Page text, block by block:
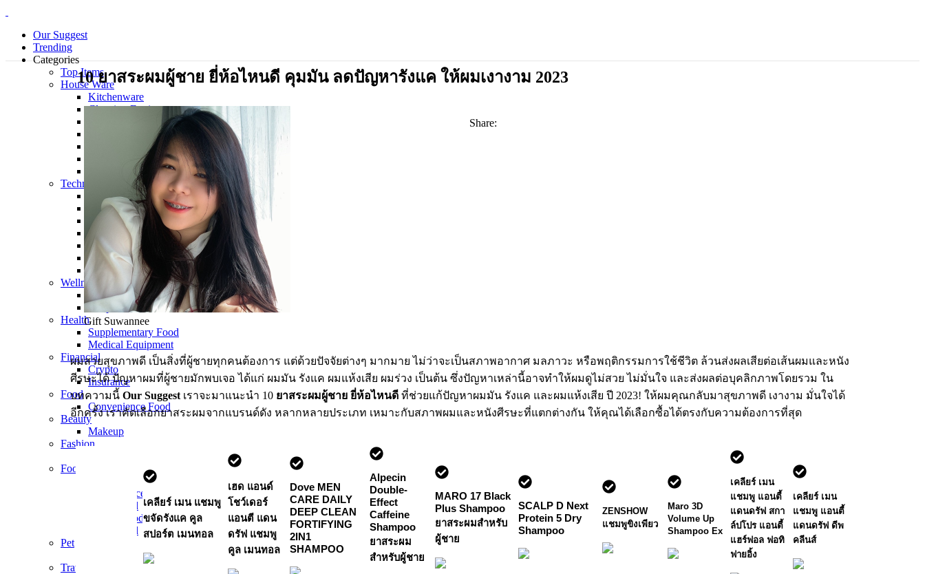
Our Suggest
Trending
Categories
Top Items
House Ware
Kitchenware
Cleaning Equipment
Electrical Appliance
Personal Care Products
Technology
Gadget
Notebook
Mouse
Keyboard
Smart Home
Smart Phone
Office Supplies
Wellness and Aesthetics
Clinic
Hospital
Health
Supplementary Food
Medical Equipment
Financial
Crypto
Insurance
Food
Convenience Food
Beauty
Makeup
Fashion
Food
Convenience Food
Dried Food
Frozen Food
Street Food
Pet
Travel
10 ยาสระผมผู้ชาย ยี่ห้อไหนดี คุมมัน ลดปัญหารังแค ให้ผมเงางาม 2023
Gift Suwannee
Share:
ผมสวยสุขภาพดี เป็นสิ่งที่ผู้ชายทุกคนต้องการ แต่ด้วยปัจจัยต่างๆ มากมาย ไม่ว่าจะเป็นสภาพอากาศ มลภาวะ หรือพฤติกรรมการใช้ชีวิต ล้วนส่งผลเสียต่อเส้นผมและหนัง
ศีรษะได้ ปัญหาผมที่ผู้ชายมักพบเจอ ได้แก่ ผมมัน รังแค ผมแห้งเสีย ผมร่วง เป็นต้น ซึ่งปัญหาเหล่านี้อาจทำให้ผมดูไม่สวย ไม่มั่นใจ และส่งผลต่อบุคลิกภาพโดยรวม ใน
บทความนี้ Our Suggest เราจะมาแนะนำ 10 ยาสระผมผู้ชาย ยี่ห้อไหนดี ที่ช่วยแก้ปัญหาผมมัน รังแค และผมแห้งเสีย ปี 2023! ให้ผมคุณกลับมาสุขภาพดี เงางาม มั่นใจได้
อีกครั้ง เราคัดเลือกยาสระผมจากแบรนด์ดัง หลากหลายประเภท เหมาะกับสภาพผมและหนังศีรษะที่แตกต่างกัน ให้คุณได้เลือกซื้อได้ตรงกับความต้องการที่สุด
เคลียร์ เมน แชมพู
ขจัดรังแค คูล
สปอร์ต เมนทอล
เฮด แอนด์
โชว์เดอร์
แอนตี แดน
ดรัฟ แชมพู
คูล เมนทอล
Dove MEN
CARE DAILY
DEEP CLEAN
FORTIFYING
2IN1
SHAMPOO
Alpecin
Double-
Effect
Caffeine
Shampoo
ยาสระผม
สำหรับผู้ชาย
MARO 17 Black
Plus Shampoo
ยาสระผมสำหรับ
ผู้ชาย
SCALP D Next
Protein 5 Dry
Shampoo
ZENSHOW
แชมพูขิงเพียว
Maro 3D
Volume Up
Shampoo Ex
เคลียร์ เมน
แชมพู แอนตี้
แดนดรัฟ สกา
ล์ปโปร แอนตี้
แฮร์ฟอล ฟอทิ
ฟายอิ้ง
เคลียร์ เมน
แชมพู แอนตี้
แดนดรัฟ ดีพ
คลีนส์